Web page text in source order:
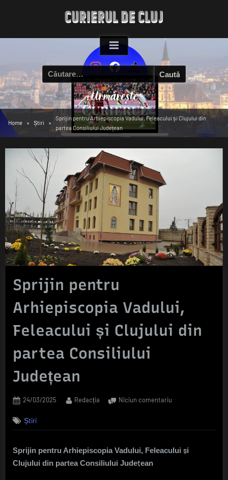
Caută
după:
Home Știri
Sprijin pentru Arhiepiscopia Vadului, Feleacului și Clujului din
partea Consiliului Județean
Sprijin pentru
Arhiepiscopia Vadului,
Feleacului și Clujului din
partea Consiliului
Județean
Posted
24/03/2025 By
Redacția Niciun comentariu
Arhiepiscopia
Feleacului
Știri
Sprijin pentru Arhiepiscopia Vadului, Feleacului și
Clujului din partea Consiliului Județean